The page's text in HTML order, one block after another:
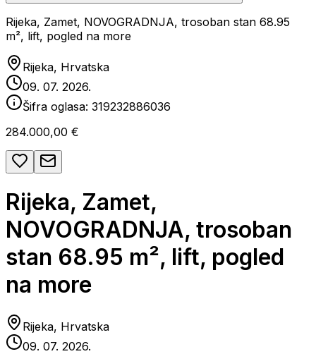
Rijeka, Zamet, NOVOGRADNJA, trosoban stan 68.95
m², lift, pogled na more
Rijeka, Hrvatska
09. 07. 2026.
Šifra oglasa: 319232886036
284.000,00 €
Rijeka, Zamet,
NOVOGRADNJA, trosoban
stan 68.95 m², lift, pogled
na more
Rijeka, Hrvatska
09. 07. 2026.